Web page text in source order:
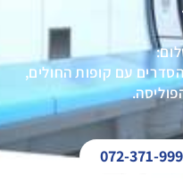
עם קופות החולים,